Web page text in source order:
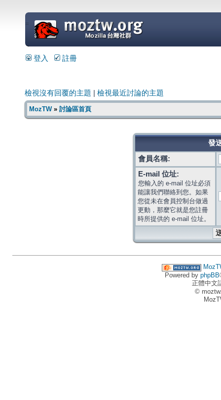
=
登入 註冊
檢視沒有回覆的主題 檢視最近討論的主題
MozTW» 討論區首頁
發
會員名稱:
E-mail 位址:
您輸入的 e-mail 位址必須
能讓我們聯絡到您。如果
您從未在會員控制台做過
更動，那麼它就是您註冊
時所提供的 e-mail 位址。
Powered by phpBB
正體中文
©